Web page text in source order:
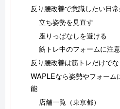
反り腰改善で意識したい日
立ち姿勢を見直す
座りっぱなしを避ける
筋トレ中のフォームに注
反り腰改善は筋トレだけで
WAPLEなら姿勢やフォーム
能
店舗一覧（東京都）